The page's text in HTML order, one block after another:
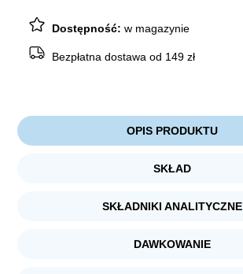
Rabbit
Dostępność:w magazynie
Bezpłatna dostawa od 149 zł
OPIS PRODUKTU
SKŁAD
SKŁADNIKI ANALITYCZNE
DAWKOWANIE